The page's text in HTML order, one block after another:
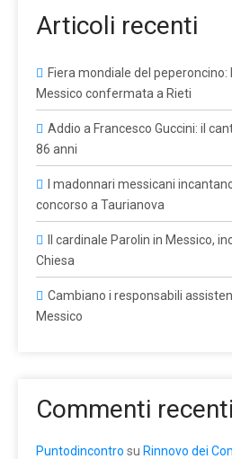
Articoli recenti
Fiera mondiale del peperoncino:
Messico confermata a Rieti
Addio a Francesco Guccini: il
86 anni
I madonnari messicani
concorso a Taurianova
Il cardinale Parolin in Messico,
Chiesa
Cambiano i responsabili
Messico
Commenti recenti
Puntodincontro su Rinnovo dei